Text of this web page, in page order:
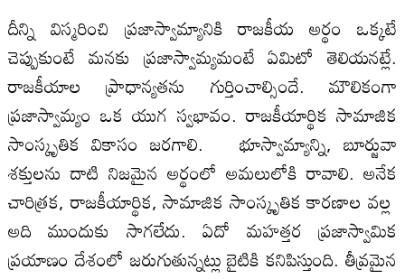
దీన్ని విస్మరించి ప్రజాస్వామ్యానికి రాజకీయ అర్థం ఒక్కటే
చెప్పుకుంటే మనకు ప్రజాస్వామ్యమంటే ఏమిటో తెలియనట్లే.
రాజకీయాల ప్రాధాన్యతను గుర్తించాల్సిందే. మౌలికంగా
ప్రజాస్వామ్యం ఒక యుగ స్వభావం. రాజకీయార్థిక సామాజిక
సాంస్కృతిక వికాసం జరగాలి. భూస్వామ్యాన్ని, బూర్జువా
శక్తులను దాటి నిజమైన అర్థంలో అమలులోకి రావాలి. అనేక
చారిత్రక, రాజకీయార్థిక, సామాజిక సాంస్కృతిక కారణాల వల్ల
అది ముందుకు సాగలేదు. ఏదో మహత్తర ప్రజాస్వామిక
ప్రయాణం దేశంలో జరుగుతున్నట్లు బైటికి కనిపిస్తుంది. తీవ్రమైన